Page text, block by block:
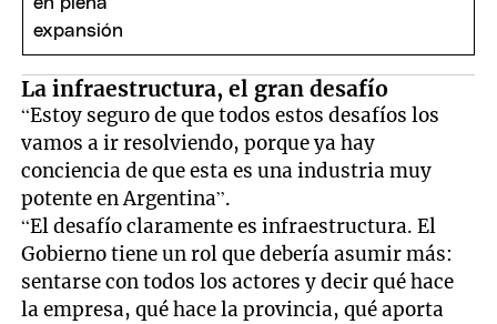
La infraestructura, el gran desafío
“Estoy seguro de que todos estos desafíos los
vamos a ir resolviendo, porque ya hay
conciencia de que esta es una industria muy
potente en Argentina”.
“El desafío claramente es infraestructura. El
Gobierno tiene un rol que debería asumir más:
sentarse con todos los actores y decir qué hace
la empresa, qué hace la provincia, qué aporta